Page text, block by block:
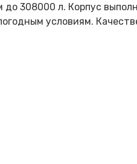
308000 л. Корпус
условиям.